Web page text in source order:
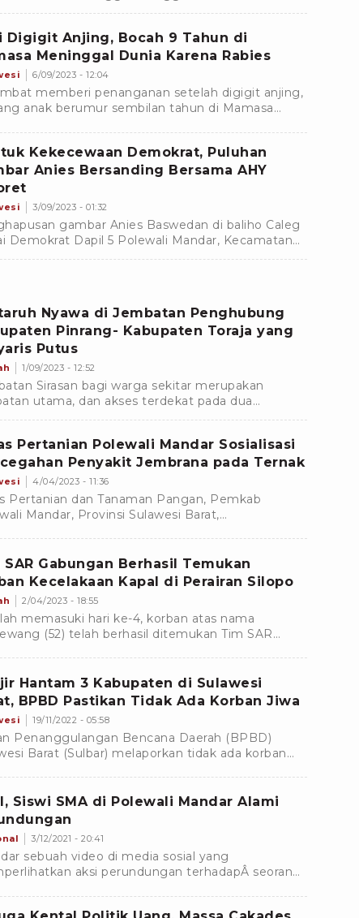
ASN saat terima rekomendasi sejumlah
Digigit Anjing, Bocah 9 Tahun di
Meninggal Dunia Karena Rabies
6/09/2023 - 12:04
memberi penanganan setelah digigit anjing,
anak berumur sembilan tahun di Mamasa
Kekecewaan Demokrat, Puluhan
Anies Bersanding Bersama AHY
3/09/2023 - 01:32
gambar Anies Baswedan di baliho Caleg
Demokrat Dapil 5 Polewali Mandar, Kecamatan
sebagai bentuk kekecewaan kader partai
Nyawa di Jembatan Penghubung
Pinrang- Kabupaten Toraja yang
Putus
1/09/2023 - 12:52
Sirasan bagi warga sekitar merupakan
utama, dan akses terdekat pada dua
di Pinrang dan Tana Toraja. Desa terdekat
Pertanian Polewali Mandar Sosialisasi
Penyakit Jembrana pada Ternak
4/04/2023 - 11:36
Pertanian dan Tanaman Pangan, Pemkab
Mandar, Provinsi Sulawesi Barat,
SAR Gabungan Berhasil Temukan
Kecelakaan Kapal di Perairan Silopo
2/04/2023 - 18:55
memasuki hari ke-4, korban atas nama
(52) telah berhasil ditemukan Tim SAR
Hantam 3 Kabupaten di Sulawesi
BPBD Pastikan Tidak Ada Korban Jiwa
19/11/2022 - 05:58
Penanggulangan Bencana Daerah (BPBD)
Barat (Sulbar) melaporkan tidak ada korban
Siswi SMA di Polewali Mandar Alami
3/12/2021 - 20:41
sebuah video di media sosial yang
aksi perundungan terhadapÂ seorang